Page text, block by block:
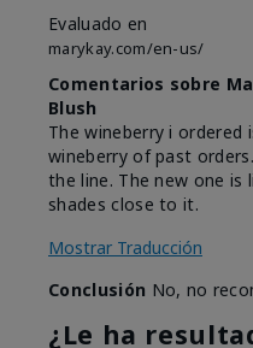
Evaluado en
marykay.com/en-us/
Comentarios sobre
Blush
The wineberry i ordered
wineberry of past
the line. The new one is
shades close to it.
Mostrar Traducción
Conclusión No, no
¿Le ha